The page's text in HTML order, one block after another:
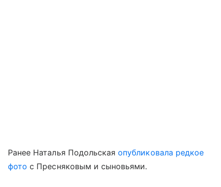
Ранее Наталья Подольскаяопубликовала редкое
фото с Пресняковым и сыновьями.